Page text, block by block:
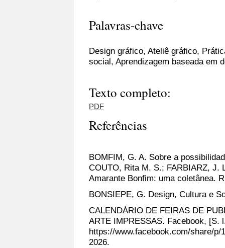
Palavras-chave
Design gráfico, Ateliê gráfico,
social, Aprendizagem baseada em
Texto completo:
PDF
Referências
BOMFIM, G. A. Sobre a
COUTO, Rita M. S.; FARBIARZ, J.
Amarante Bonfim: uma coletânea.
BONSIEPE, G. Design, Cultura e
CALENDÁRIO DE FEIRAS DE
ARTE IMPRESSAS. Facebook, [S.
https://www.facebook.com/share/
2026.